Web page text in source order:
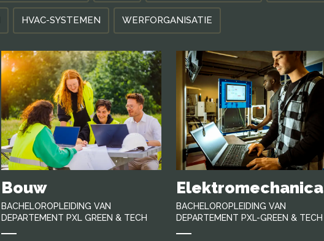
HVAC-SYSTEMEN WERFORGANISATIE
Bouw
BACHELOROPLEIDING VAN
DEPARTEMENT PXL GREEN & TECH
Elektromechanica
BACHELOROPLEIDING VAN
DEPARTEMENT PXL-GREEN & TECH